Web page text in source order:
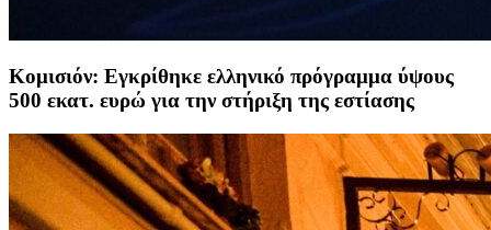
Κομισιόν: Εγκρίθηκε ελληνικό πρόγραμμα ύψους
500 εκατ. ευρώ για την στήριξη της εστίασης